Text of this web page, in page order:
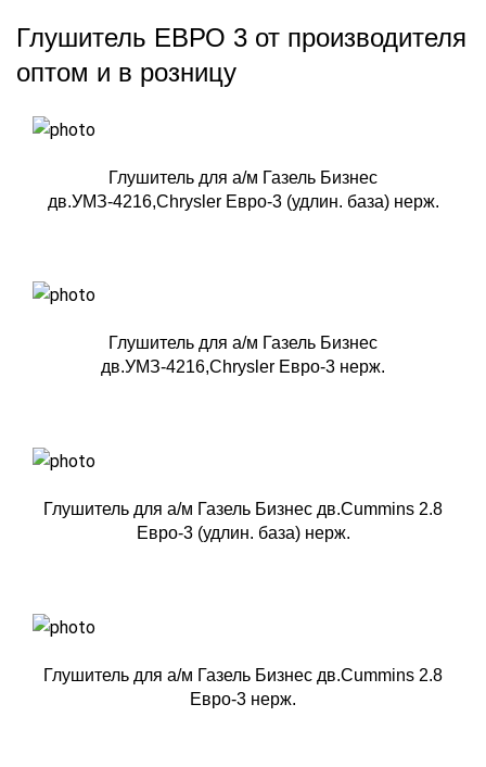
Глушитель ЕВРО 3 от производителя
оптом и в розницу
Глушитель для а/м Газель Бизнес
дв.УМЗ-4216,Chrysler Евро-3 (удлин. база) нерж.
Глушитель для а/м Газель Бизнес
дв.УМЗ-4216,Chrysler Евро-3 нерж.
Глушитель для а/м Газель Бизнес дв.Cummins 2.8
Евро-3 (удлин. база) нерж.
Глушитель для а/м Газель Бизнес дв.Cummins 2.8
Евро-3 нерж.